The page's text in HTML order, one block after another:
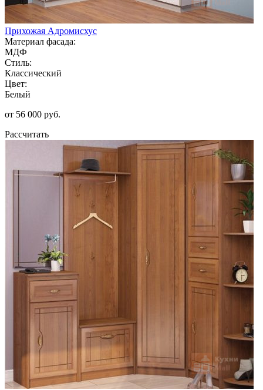
Прихожая Адромисхус
Материал фасада:
МДФ
Стиль:
Классический
Цвет:
Белый
от 56 000 руб.
Рассчитать